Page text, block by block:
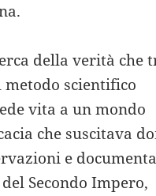
della verità che
scientifico
vita a un mondo
che suscitava
e
Secondo Impero,